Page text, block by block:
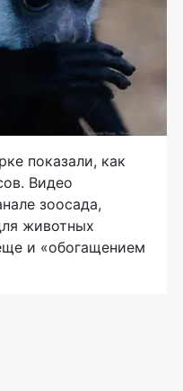
показали, как
Видео
зоосада,
животных
и «обогащением